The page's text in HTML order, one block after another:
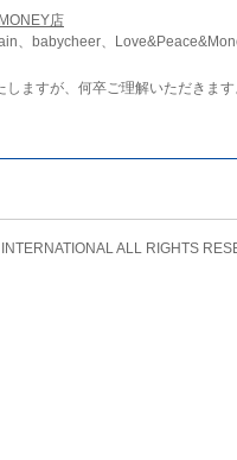
店
、babycheer、
ますが、何卒ご理解いただきます